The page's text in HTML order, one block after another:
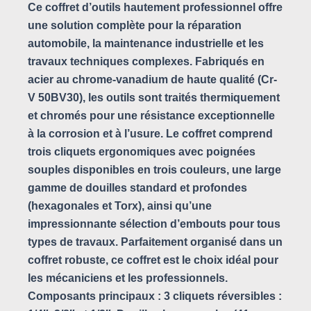
Ce coffret d’outils hautement professionnel offre
une solution complète pour la réparation
automobile, la maintenance industrielle et les
travaux techniques complexes. Fabriqués en
acier au chrome-vanadium de haute qualité (Cr-
V 50BV30), les outils sont traités thermiquement
et chromés pour une résistance exceptionnelle
à la corrosion et à l’usure. Le coffret comprend
trois cliquets ergonomiques avec poignées
souples disponibles en trois couleurs, une large
gamme de douilles standard et profondes
(hexagonales et Torx), ainsi qu’une
impressionnante sélection d’embouts pour tous
types de travaux. Parfaitement organisé dans un
coffret robuste, ce coffret est le choix idéal pour
les mécaniciens et les professionnels.
Composants principaux : 3 cliquets réversibles :